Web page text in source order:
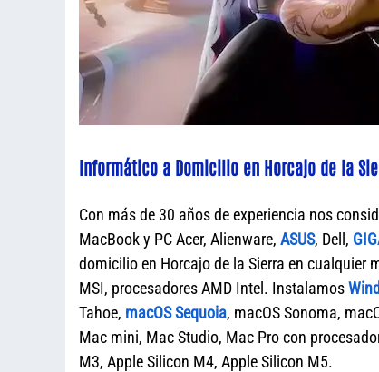
Informático a Domicilio en Horcajo de la
Con más de 30 años de experiencia nos
MacBook y PC Acer, Alienware, ASUS, Dell,
domicilio en Horcajo de la Sierra en cualquier
MSI, procesadores AMD Intel. Instalamos
Tahoe, macOS Sequoia, macOS Sonoma,
Mac mini, Mac Studio, Mac Pro con
M3, Apple Silicon M4, Apple Silicon M5.